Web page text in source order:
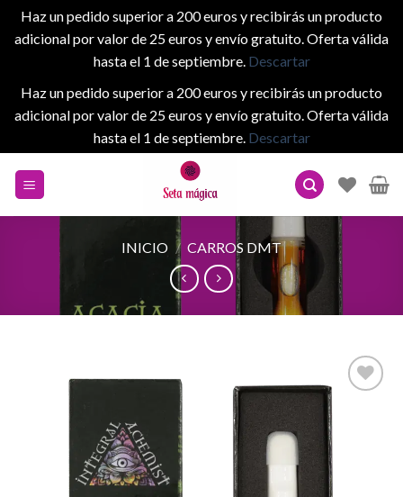
Haz un pedido superior a 200 euros y recibirás un producto
adicional por valor de 25 euros y envío gratuito. Oferta válida
hasta el 1 de septiembre. Descartar
Haz un pedido superior a 200 euros y recibirás un producto
adicional por valor de 25 euros y envío gratuito. Oferta válida
hasta el 1 de septiembre. Descartar
INICIO / CARROS DMT